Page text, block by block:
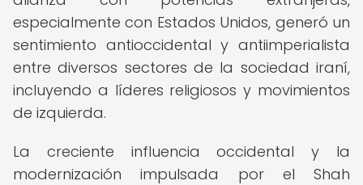
especialmente con Estados Unidos, generó un
sentimiento antioccidental y antiimperialista
entre diversos sectores de la sociedad iraní,
incluyendo a líderes religiosos y movimientos
de izquierda.
La creciente influencia occidental y la
modernización impulsada por el Shah